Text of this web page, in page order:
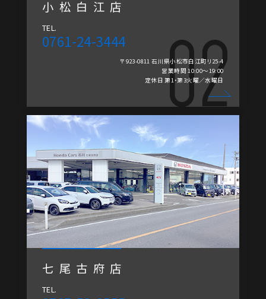
小松白江店
TEL.
0761-24-3444
〒923-0811 石川県小松市白江町リ25-4
営業時間 10:00～19:00
定休日 第1・第3火曜／水曜日
七尾古府店
TEL.